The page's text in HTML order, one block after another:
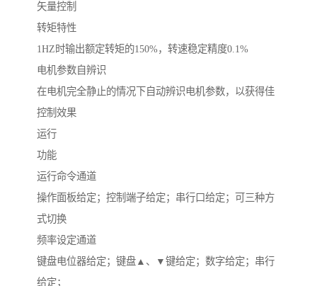
矢量控制
转矩特性
1HZ时输出额定转矩的150%，转速稳定精度0.1%
电机参数自辨识
在电机完全静止的情况下自动辨识电机参数，以获得佳
控制效果
运行
功能
运行命令通道
操作面板给定；控制端子给定；串行口给定；可三种方
式切换
频率设定通道
键盘电位器给定；键盘▲、▼键给定；数字给定；串行
给定；